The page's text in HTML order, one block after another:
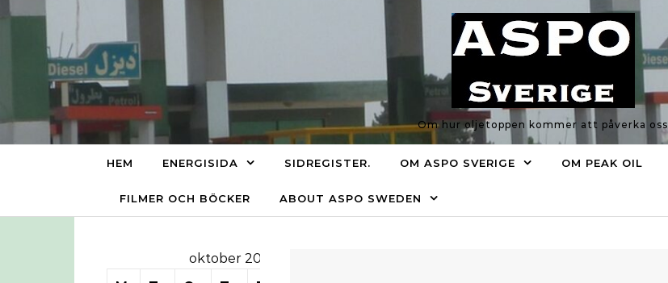
Skip to content
Om hur oljetoppen kommer att påverka oss
HEM ENERGISIDA SIDREGISTER. OM ASPO SVERIGE OM PEAK OIL
FILMER OCH BÖCKER ABOUT ASPO SWEDEN
oktober 2010